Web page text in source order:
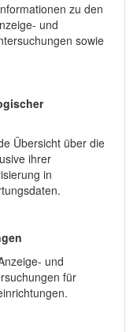
zu den
und
sowie
Übersicht über die
ihrer
in
und
für